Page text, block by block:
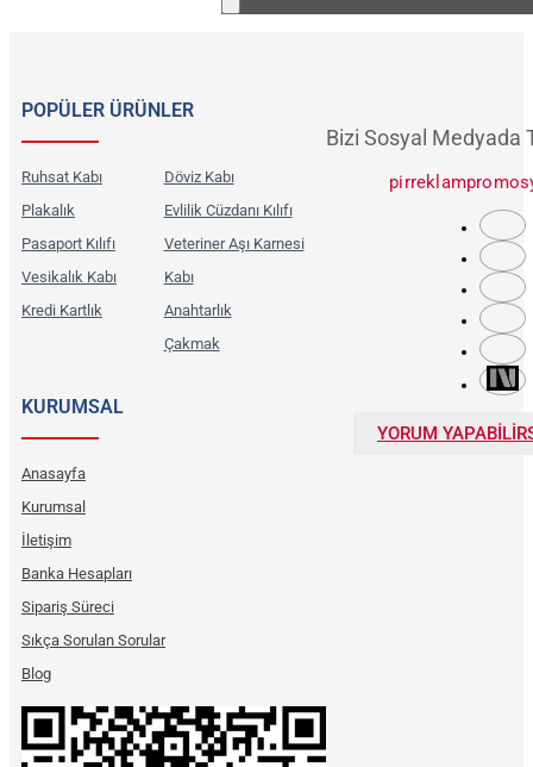
POPÜLER ÜRÜNLER
Ruhsat Kabı
Plakalık
Pasaport Kılıfı
Vesikalık Kabı
Kredi Kartlık
Döviz Kabı
Evlilik Cüzdanı Kılıfı
Veteriner Aşı Karnesi
Kabı
Anahtarlık
Çakmak
KURUMSAL
Anasayfa
Kurumsal
İletişim
Banka Hesapları
Sipariş Süreci
Sıkça Sorulan Sorular
Blog
Bizi Sosyal Medyada
YORUM